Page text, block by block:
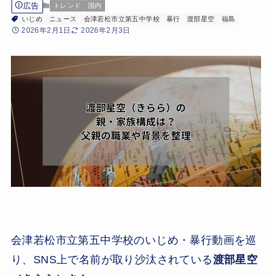
広告 トレンド
国内
いじめ
ニュース 会津若松市立第五中学校 暴行 渡部星空 福島
2026年2月1日 2026年2月3日
会津若松市立第五中学校のいじめ・暴行動画を巡
り、SNS上で名前が取り沙汰されている渡部星空